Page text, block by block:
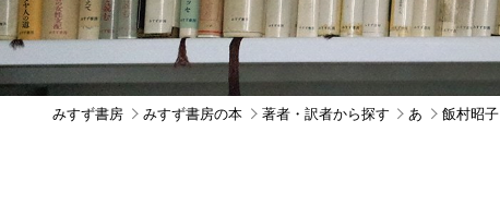
みすず書房 みすず書房の本 著者・訳者から探す あ 飯村昭子